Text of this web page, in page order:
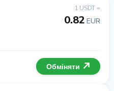
1 USDT =
0.82 EUR
Обміняти